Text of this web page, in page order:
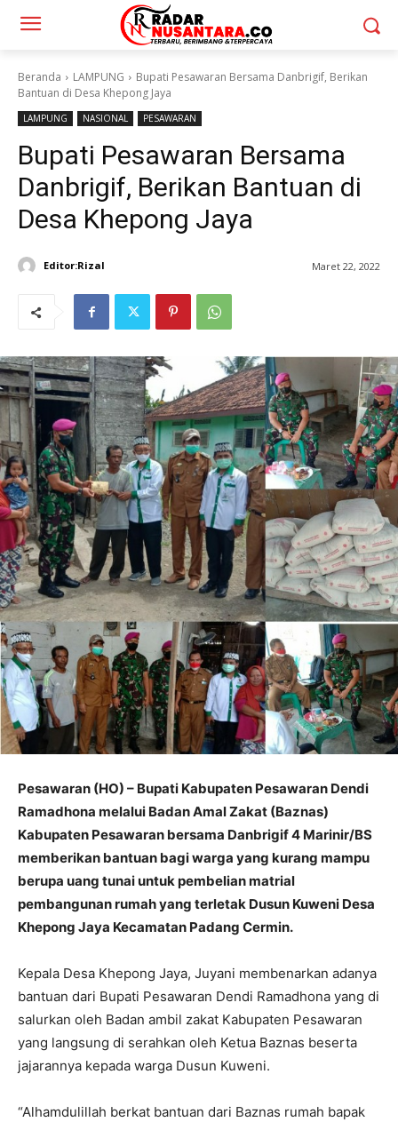
Beranda LAMPUNG
Bupati Pesawaran Bersama Danbrigif, Berikan
Bantuan di Desa Khepong Jaya
LAMPUNG NASIONAL PESAWARAN
Bupati Pesawaran Bersama
Danbrigif, Berikan Bantuan di
Desa Khepong Jaya
Editor:Rizal Maret 22, 2022
Pesawaran (HO) – Bupati Kabupaten Pesawaran Dendi
Ramadhona melalui Badan Amal Zakat (Baznas)
Kabupaten Pesawaran bersama Danbrigif 4 Marinir/BS
memberikan bantuan bagi warga yang kurang mampu
berupa uang tunai untuk pembelian matrial
pembangunan rumah yang terletak Dusun Kuweni Desa
Khepong Jaya Kecamatan Padang Cermin.
Kepala Desa Khepong Jaya, Juyani membenarkan adanya
bantuan dari Bupati Pesawaran Dendi Ramadhona yang di
salurkan oleh Badan ambil zakat Kabupaten Pesawaran
yang langsung di serahkan oleh Ketua Baznas beserta
jajarannya kepada warga Dusun Kuweni.
“Alhamdulillah berkat bantuan dari Baznas rumah bapak